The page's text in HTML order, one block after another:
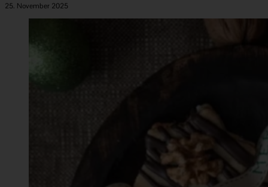
25. November 2025